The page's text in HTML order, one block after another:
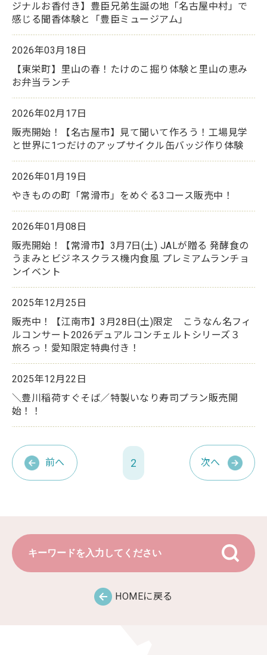
ジナルお香付き】豊臣兄弟生誕の地「名古屋中村」で
感じる聞香体験と「豊臣ミュージアム」
2026年03月18日
【東栄町】里山の春！たけのこ掘り体験と里山の恵み
お弁当ランチ
2026年02月17日
販売開始！【名古屋市】見て聞いて作ろう！工場見学
と世界に1つだけのアップサイクル缶バッジ作り体験
2026年01月19日
やきものの町「常滑市」をめぐる3コース販売中！
2026年01月08日
販売開始！【常滑市】3月7日(土) JALが贈る 発酵食の
うまみとビジネスクラス機内食風 プレミアムランチョ
ンイベント
2025年12月25日
販売中！【江南市】3月28日(土)限定 こうなん名フィ
ルコンサート2026デュアルコンチェルトシリーズ３
旅ろっ！愛知限定特典付き！
2025年12月22日
＼豊川稲荷すぐそば／特製いなり寿司プラン販売開
始！！
前へ 2 次へ
HOMEに戻る